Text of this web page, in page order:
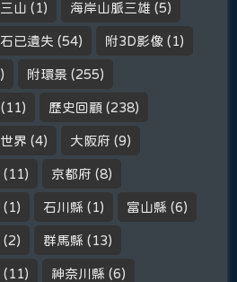
山 (1) 海岸山脈三雄 (5)
已遺失 (54) 附3D影像 (1)
附環景 (255)
(11) 歷史回顧 (238)
界 (4) 大阪府 (9)
(11) 京都府 (8)
(1) 石川縣 (1) 富山縣 (6)
(2) 群馬縣 (13)
(11) 神奈川縣 (6)